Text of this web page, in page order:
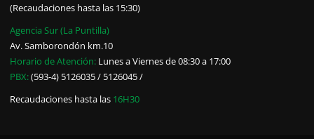
(Recaudaciones hasta las 15:30)
Agencia Sur (La Puntilla)
Av. Samborondón km.10
Horario de Atención: Lunes a Viernes de 08:30 a 17:00
PBX:(593-4) 5126035 / 5126045 /
Recaudaciones hasta las 16H30